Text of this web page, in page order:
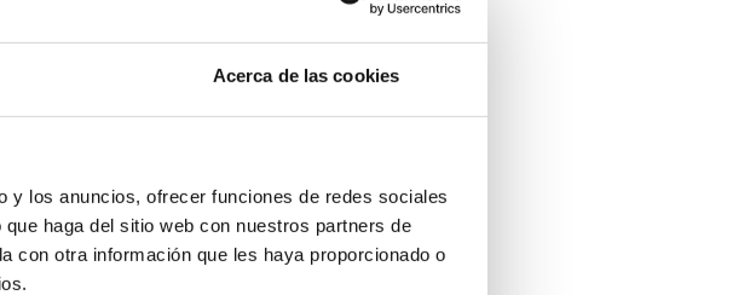
Acerca de las cookies
y los anuncios, ofrecer funciones de redes sociales
haga del sitio web con nuestros partners de
con otra información que les haya proporcionado o